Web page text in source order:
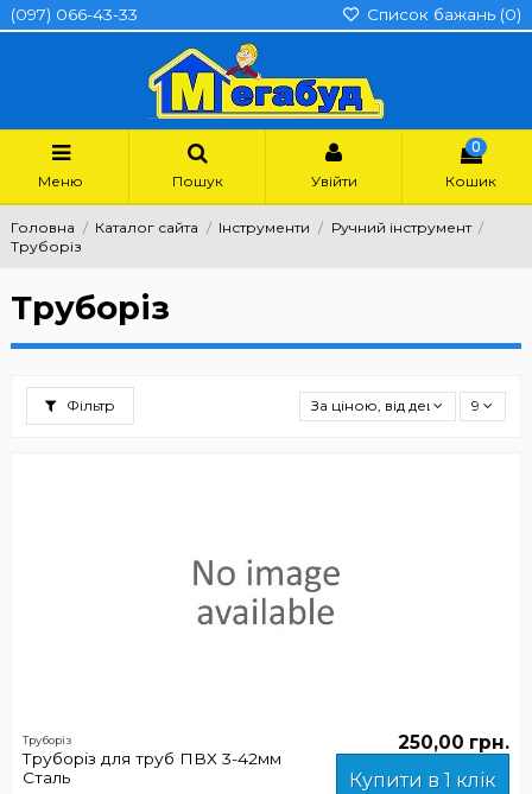
(097) 066-43-33 Список бажань (0)
Меню Пошук Увійти
0
Кошик
Головна Каталог сайта Інструменти
Ручний інструмент
Труборіз
Труборіз
Фільтр За ціною, від дешевших
9
Труборіз
Труборіз для труб ПВХ 3-42мм
Сталь
250,00 грн.
Купити в 1 клік